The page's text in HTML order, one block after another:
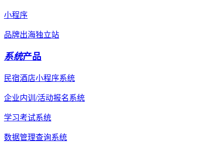
小程序
品牌出海独立站
系统产品
民宿酒店小程序系统
企业内训/活动报名系统
学习考试系统
数据管理查询系统